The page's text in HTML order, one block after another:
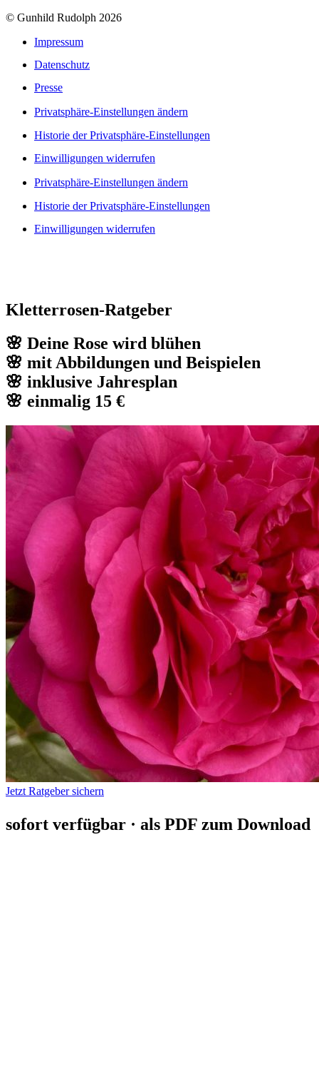
© Gunhild Rudolph 2026
Impressum
Datenschutz
Presse
Privatsphäre-Einstellungen ändern
Historie der Privatsphäre-Einstellungen
Einwilligungen widerrufen
Privatsphäre-Einstellungen ändern
Historie der Privatsphäre-Einstellungen
Einwilligungen widerrufen
Kletterrosen-Ratgeber
🌸 Deine Rose wird blühen
🌸 mit Abbildungen und Beispielen
🌸 inklusive Jahresplan
🌸 einmalig 15 €
Jetzt Ratgeber sichern
sofort verfügbar · als PDF zum Download